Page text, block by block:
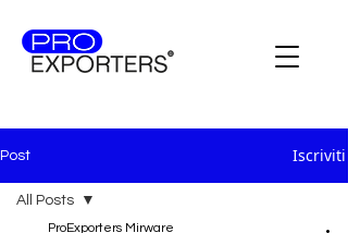
Post Iscriviti
All Posts
ProExporters Mirware